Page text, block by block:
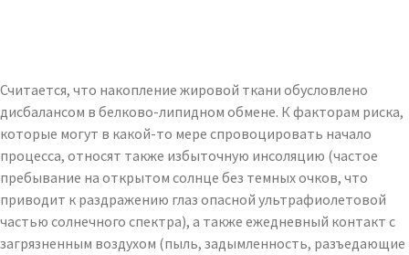
Считается, что накопление жировой ткани обусловлено
дисбалансом в белково-липидном обмене. К факторам риска,
которые могут в какой-то мере спровоцировать начало
процесса, относят также избыточную инсоляцию (частое
пребывание на открытом солнце без темных очков, что
приводит к раздражению глаз опасной ультрафиолетовой
частью солнечного спектра), а также ежедневный контакт с
загрязненным воздухом (пыль, задымленность, разъедающие